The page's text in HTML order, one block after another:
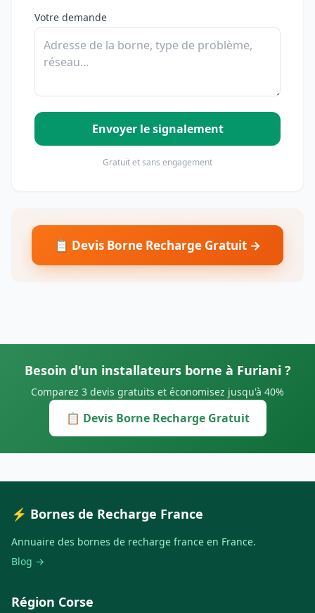
Votre demande
Envoyer le signalement
Gratuit et sans engagement
📋 Devis Borne Recharge Gratuit →
Besoin d'un installateurs borne à Furiani ?
Comparez 3 devis gratuits et économisez jusqu'à 40%
📋 Devis Borne Recharge Gratuit
⚡ Bornes de Recharge France
Annuaire des bornes de recharge france en France.
Blog →
Région Corse